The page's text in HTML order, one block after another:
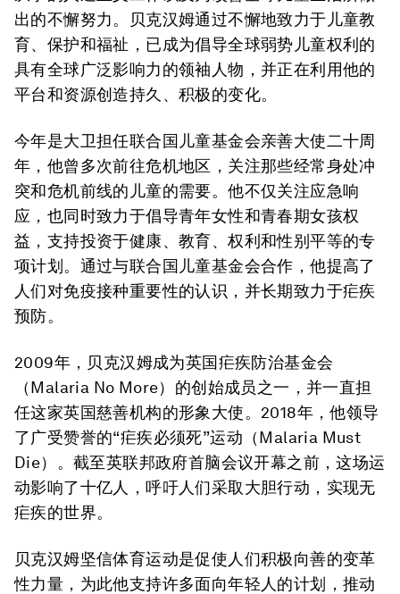
出的不懈努力。贝克汉姆通过不懈地致力于儿童教
育、保护和福祉，已成为倡导全球弱势儿童权利的
具有全球广泛影响力的领袖人物，并正在利用他的
平台和资源创造持久、积极的变化。
今年是大卫担任联合国儿童基金会亲善大使二十周
年，他曾多次前往危机地区，关注那些经常身处冲
突和危机前线的儿童的需要。他不仅关注应急响
应，也同时致力于倡导青年女性和青春期女孩权
益，支持投资于健康、教育、权利和性别平等的专
项计划。通过与联合国儿童基金会合作，他提高了
人们对免疫接种重要性的认识，并长期致力于疟疾
预防。
2009年，贝克汉姆成为英国疟疾防治基金会
（Malaria No More）的创始成员之一，并一直担
任这家英国慈善机构的形象大使。2018年，他领导
了广受赞誉的“疟疾必须死”运动（Malaria Must
Die）。截至英联邦政府首脑会议开幕之前，这场运
动影响了十亿人，呼吁人们采取大胆行动，实现无
疟疾的世界。
贝克汉姆坚信体育运动是促使人们积极向善的变革
性力量，为此他支持许多面向年轻人的计划，推动